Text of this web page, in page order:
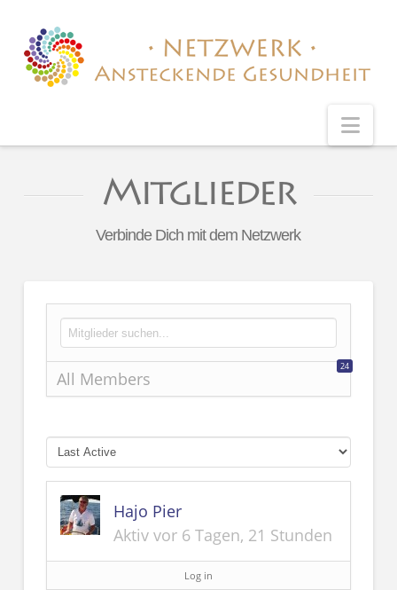
Mitglieder
Verbinde Dich mit dem Netzwerk
All Members
24
Hajo Pier
Aktiv vor 6 Tagen, 21 Stunden
Log in